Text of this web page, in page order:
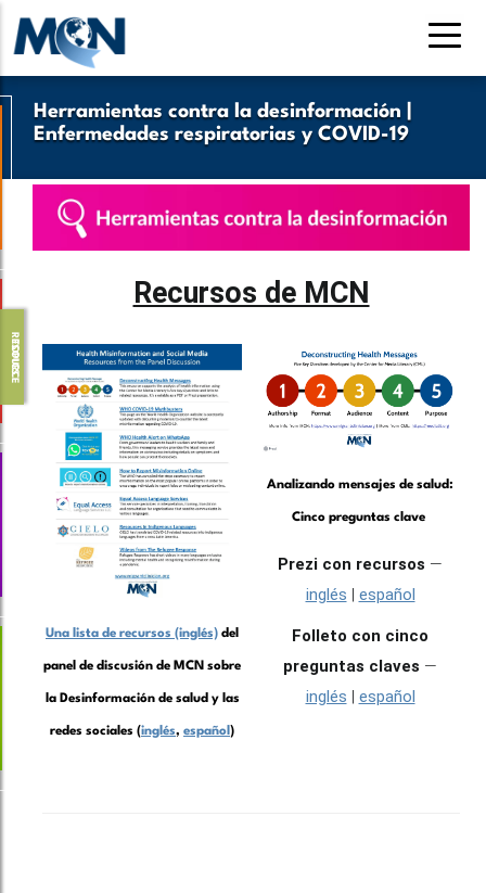
Pasar
contenido
principalHerramientas contra la desinformación |
Enfermedades respiratorias y COVID-19
Recursos de MCN
Una lista de recursos (inglés) del
panel de discusión de MCN sobre
la Desinformación de salud y las
redes sociales (inglés, español )
Analizando mensajes de salud:
Cinco preguntas clave
Prezi con recursos —
inglés | español
Folleto con cinco
preguntas claves —
inglés | español
R
E
S
O
U
R
C
E
T
O
P
I
C
S